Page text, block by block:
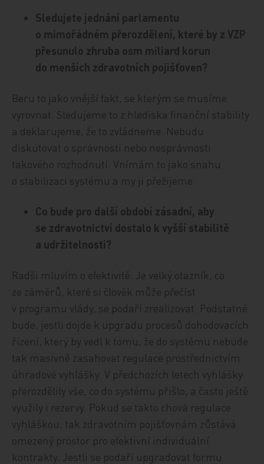
Sledujete jednání parlamentu
o mimořádném přerozdělení, které by z VZP
přesunulo zhruba osm miliard korun
do menších zdravotních pojišťoven?
Beru to jako vnější fakt, se kterým se musíme
vyrovnat. Sledujeme to z hlediska finanční stability
a deklarujeme, že to zvládneme. Nebudu
diskutovat o správnosti nebo nesprávnosti
takového rozhodnutí. Vnímám to jako snahu
o stabilizaci systému a my ji přežijeme.
Co bude pro další období zásadní, aby
se zdravotnictví dostalo k vyšší stabilitě
a udržitelnosti?
Radši mluvím o efektivitě. Je velký otazník, co
ze záměrů, které si člověk může přečíst
v programu vlády, se podaří zrealizovat. Podstatné
bude, jestli dojde k upgradu procesů dohodovacích
řízení, který by vedl k tomu, že do systému nebude
tak masivně zasahovat regulace prostřednictvím
úhradové vyhlášky. V předchozích letech vyhlášky
přerozdělily vše, co do systému přišlo, a často ještě
využily i rezervy. Pokud se takto chová regulace
vyhláškou, tak zdravotním pojišťovnám zůstává
omezený prostor pro efektivní individuální
kontrakty. Jestli se podaří upgradovat formu